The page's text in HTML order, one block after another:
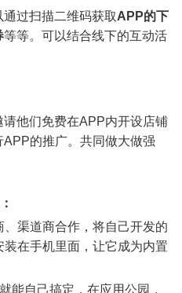
过扫描二维码获取APP的下
等等。可以结合线下的互动活
他们免费在APP内开设店铺
的推广。共同做大做强
渠道商合作，将自己开发的
在手机里面，让它成为内置
能自己搞定，在应用公园，